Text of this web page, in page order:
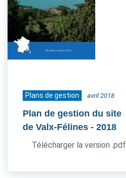
Plans de gestion avril 2018
Plan de gestion du site
de Valx-Félines - 2018
Télécharger la version .pdf